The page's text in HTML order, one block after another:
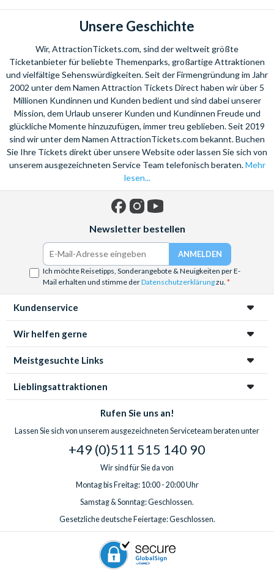
Unsere Geschichte
Wir, AttractionTickets.com, sind der weltweit größte
Ticketanbieter für beliebte Themenparks, großartige Attraktionen
und vielfältige Sehenswürdigkeiten. Seit der Firmengründung im Jahr
2002 unter dem Namen Attraction Tickets Direct haben wir über 5
Millionen Kundinnen und Kunden bedient und sind dabei unserer
Mission, dem Urlaub unserer Kunden und Kundinnen Freude und
glückliche Momente hinzuzufügen, immer treu geblieben. Seit 2019
sind wir unter dem Namen AttractionTickets.com bekannt. Buchen
Sie Ihre Tickets direkt über unsere Website oder lassen Sie sich von
unserem ausgezeichneten Service Team telefonisch beraten.Mehr
lesen...
Newsletter bestellen
Ich möchte Reisetipps, Sonderangebote & Neuigkeiten per E-
Mail erhalten und stimme derDatenschutzerklärungzu.
Kundenservice
Wir helfen gerne
Meistgesuchte Links
Lieblingsattraktionen
Rufen Sie uns an!
Lassen Sie sich von unserem ausgezeichneten Serviceteam beraten unter
+49 (0)511 515 140 90
Wir sind für Sie da von
Montag bis Freitag: 10:00 - 20:00 Uhr
Samstag & Sonntag: Geschlossen.
Gesetzliche deutsche Feiertage: Geschlossen.